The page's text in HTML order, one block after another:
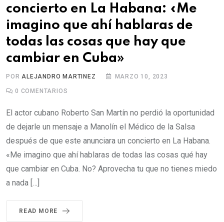
concierto en La Habana: «Me
imagino que ahí hablaras de
todas las cosas que hay que
cambiar en Cuba»
POR ALEJANDRO MARTINEZ MARZO 10, 2023
0 COMENTARIOS
El actor cubano Roberto San Martín no perdió la oportunidad
de dejarle un mensaje a Manolín el Médico de la Salsa
después de que este anunciara un concierto en La Habana.
«Me imagino que ahí hablaras de todas las cosas qué hay
que cambiar en Cuba. No? Aprovecha tu que no tienes miedo
a nada […]
READ MORE